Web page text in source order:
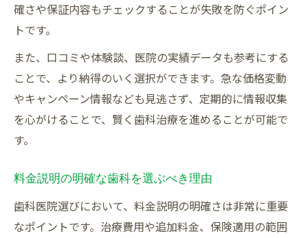
確さや保証内容もチェックすることが失敗を防ぐポイン
トです。
また、口コミや体験談、医院の実績データも参考にする
ことで、より納得のいく選択ができます。急な価格変動
やキャンペーン情報なども見逃さず、定期的に情報収集
を心がけることで、賢く歯科治療を進めることが可能で
す。
料金説明の明確な歯科を選ぶべき理由
歯科医院選びにおいて、料金説明の明確さは非常に重要
なポイントです。治療費用や追加料金、保険適用の範囲